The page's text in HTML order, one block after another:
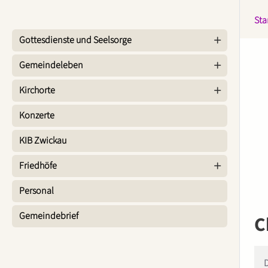
Gottesdienste und Seelsorge
Gemeindeleben
Kirchorte
Konzerte
KIB Zwickau
Friedhöfe
Personal
Gemeindebrief